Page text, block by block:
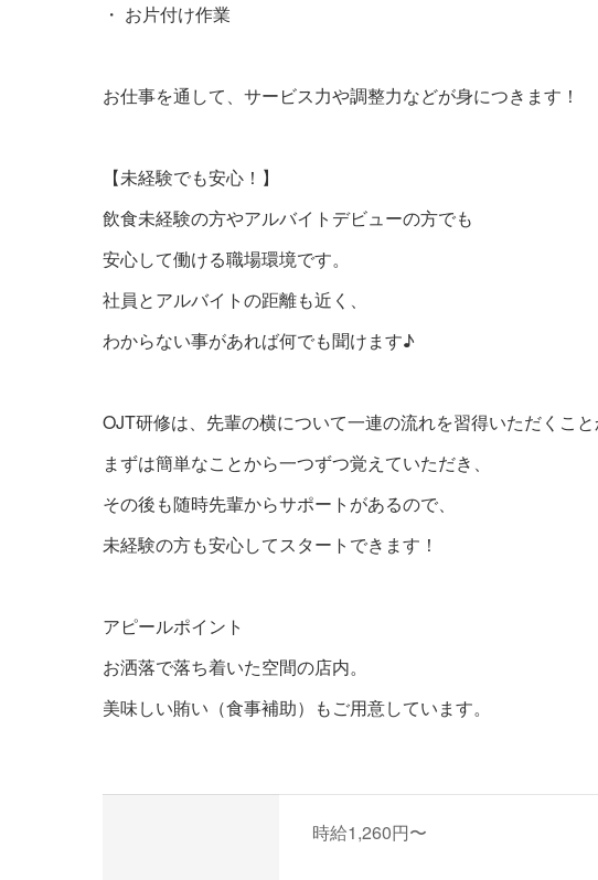
・ お片付け作業
お仕事を通して、サービス力や調整力などが身につきます！
【未経験でも安心！】
飲食未経験の方やアルバイトデビューの方でも
安心して働ける職場環境です。
社員とアルバイトの距離も近く、
わからない事があれば何でも聞けます♪
OJT研修は、先輩の横について一連の流れを習得いただくこと
まずは簡単なことから一つずつ覚えていただき、
その後も随時先輩からサポートがあるので、
未経験の方も安心してスタートできます！
アピールポイント
お洒落で落ち着いた空間の店内。
美味しい賄い（食事補助）もご用意しています。
時給1,260円〜